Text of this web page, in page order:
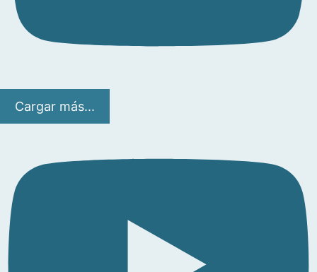
Cargar más...